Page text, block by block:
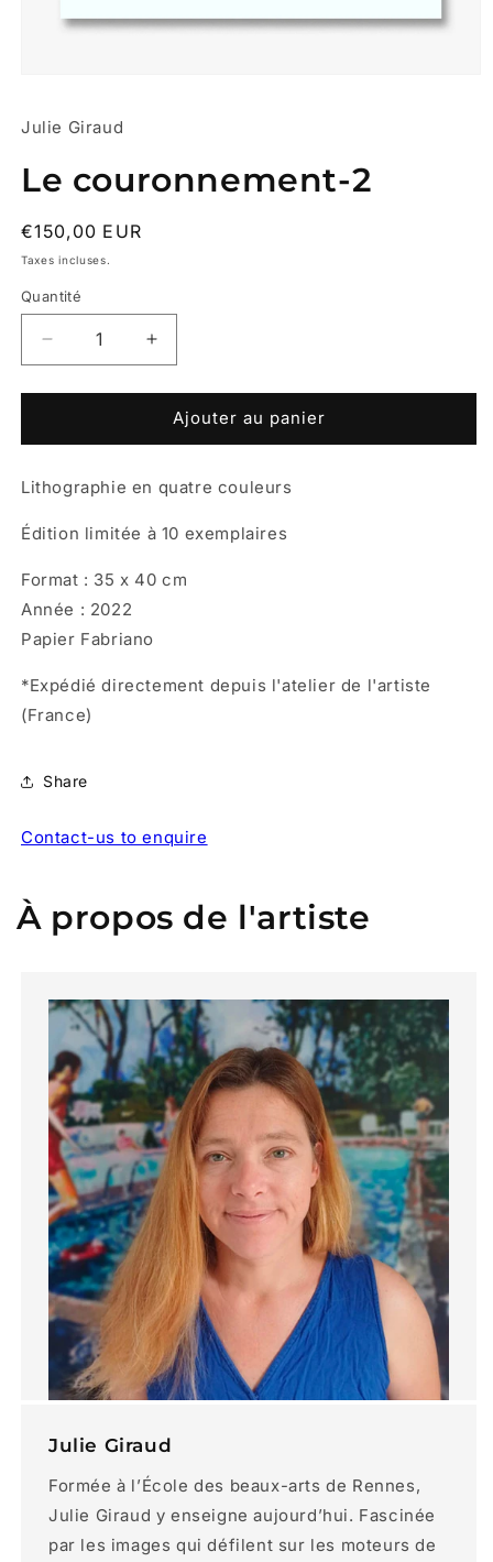
1
fenêtre
modale
Julie Giraud
Le couronnement-2
Prix
habituel
€150,00 EUR
Taxes incluses.
Quantité
Réduire
la
quantité
Le
2
Augmenter
la
quantité
Le
2
Ajouter au panier
Lithographie en quatre couleurs
Édition limitée à 10 exemplaires
Format : 35 x 40 cm
Année : 2022
Papier Fabriano
*Expédié directement depuis l'atelier de l'artiste
(France)
Share
Contact-us to enquire
À propos de l'artiste
Julie Giraud
Formée à l’École des beaux-arts de Rennes,
Julie Giraud y enseigne aujourd’hui. Fascinée
par les images qui défilent sur les moteurs de